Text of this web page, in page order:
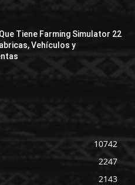
Tiene Farming Simulator 22
Vehículos y
10742
2247
2143